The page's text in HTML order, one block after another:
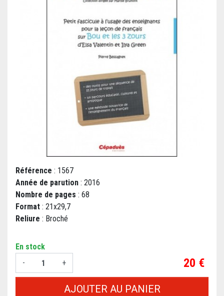
Référence : 1567
Année de parution : 2016
Nombre de pages : 68
Format : 21x29,7
Reliure : Broché
En stock
-
+ Prix
20 €
AJOUTER AU PANIER